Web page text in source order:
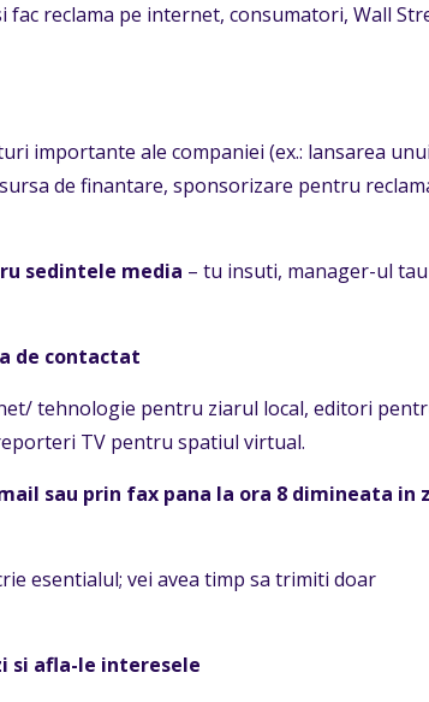
reclama pe internet, consumatori, Wall
importante ale companiei (ex.: lansarea unui
de finantare, sponsorizare pentru
sedintele media – tu insuti, manager-ul
de contactat
tehnologie pentru ziarul local, editori
TV pentru spatiul virtual.
sau prin fax pana la ora 8 dimineata in
esentialul; vei avea timp sa trimiti doar
si afla-le interesele